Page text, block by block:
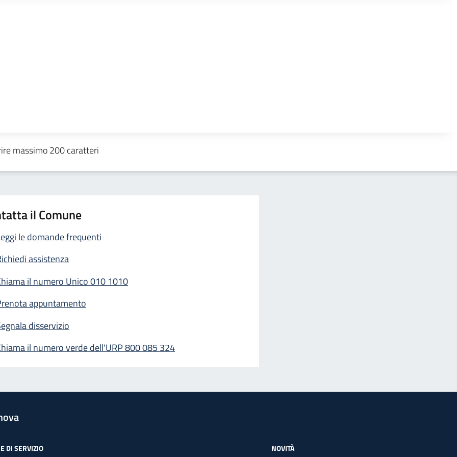
il Comune
le domande frequenti
assistenza
il numero Unico 010 1010
appuntamento
disservizio
il numero verde dell'URP 800 085 324
DI SERVIZIO NOVITÀ